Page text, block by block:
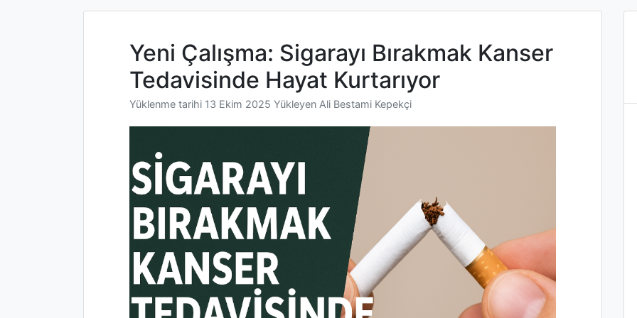
Yeni Çalışma: Sigarayı Bırakmak Kanser
Tedavisinde Hayat Kurtarıyor
Yüklenme tarihi 13 Ekim 2025 Yükleyen Ali Bestami Kepekçi